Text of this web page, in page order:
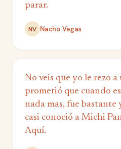
parar.
NV Nacho Vegas
No veis que yo le rezo a
prometió que cuando
nada mas, fue bastante
casi conoció a Michi
Aquí.